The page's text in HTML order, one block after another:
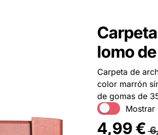
lomo
Carpeta de
color marrón
de gomas de
Mostrar
4,99€